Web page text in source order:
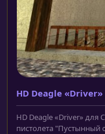
HD Deagle «Driver»
HD Deagle «Driver» для
пистолета "Пустынный